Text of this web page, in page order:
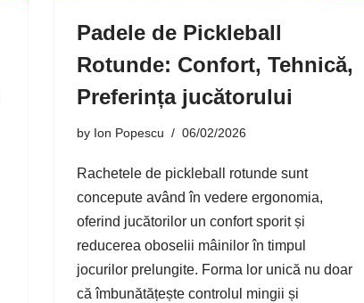
Padele de Pickleball
Rotunde: Confort, Tehnică,
Preferința jucătorului
by Ion Popescu 06/02/2026
Rachetele de pickleball rotunde sunt
concepute având în vedere ergonomia,
oferind jucătorilor un confort sporit și
reducerea oboselii mâinilor în timpul
jocurilor prelungite. Forma lor unică nu doar
că îmbunătățește controlul mingii și